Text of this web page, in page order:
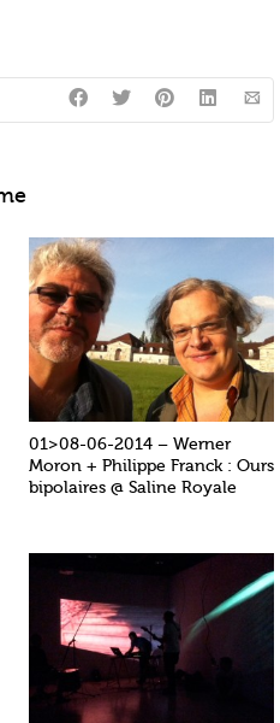
01>08-06-2014 – Werner
Moron + Philippe Franck : Ours
bipolaires @ Saline Royale